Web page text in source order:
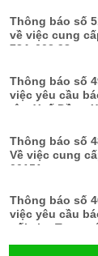
Thông báo số
về việc cung
78A-002.98
Thông báo số
việc yêu cầu
tâm Y tế Đồng
Thông báo số
Về việc cung
00151
Thông báo số
việc yêu cầu
gối cho Trung